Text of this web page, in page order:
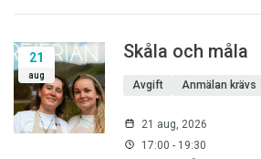
21
aug
Skåla och måla
Avgift Anmälan krävs
21 aug, 2026
17:00 - 19:30